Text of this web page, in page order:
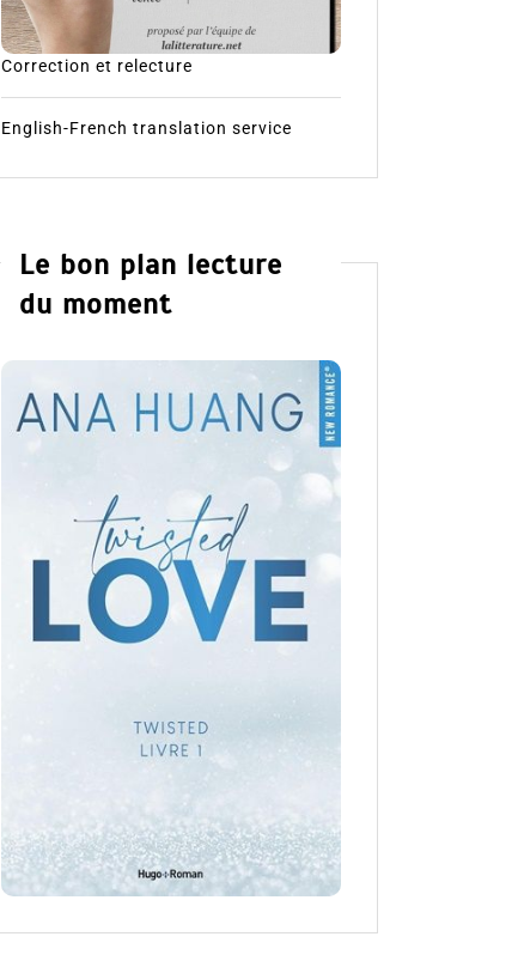
Correction et relecture
English-French translation service
Le bon plan lecture
du moment